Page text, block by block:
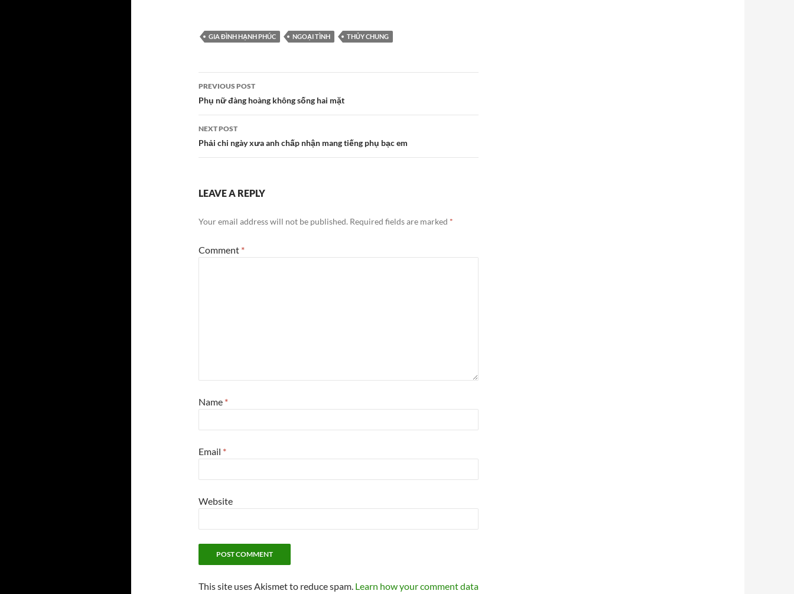
GIA ĐÌNH HẠNH PHÚC NGOẠI TÌNH THỦY CHUNG
Post
navigation
PREVIOUS POST
Phụ nữ đàng hoàng không sống hai mặt
NEXT POST
Phải chi ngày xưa anh chấp nhận mang tiếng phụ bạc em
LEAVE A REPLY
Your email address will not be published. Required fields are marked *
Comment *
Name *
Email *
Website
This site uses Akismet to reduce spam. Learn how your comment data